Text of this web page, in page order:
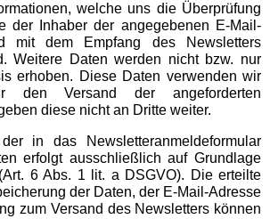
welche uns die Überprüfung
der Inhaber der angegebenen E-Mail-
mit dem Empfang des Newsletters
Weitere Daten werden nicht bzw. nur
erhoben. Diese Daten verwenden wir
den Versand der angeforderten
diese nicht an Dritte weiter.
in das Newsletteranmeldeformular
erfolgt ausschließlich auf Grundlage
6 Abs. 1 lit. a DSGVO). Die erteilte
der Daten, der E-Mail-Adresse
zum Versand des Newsletters können